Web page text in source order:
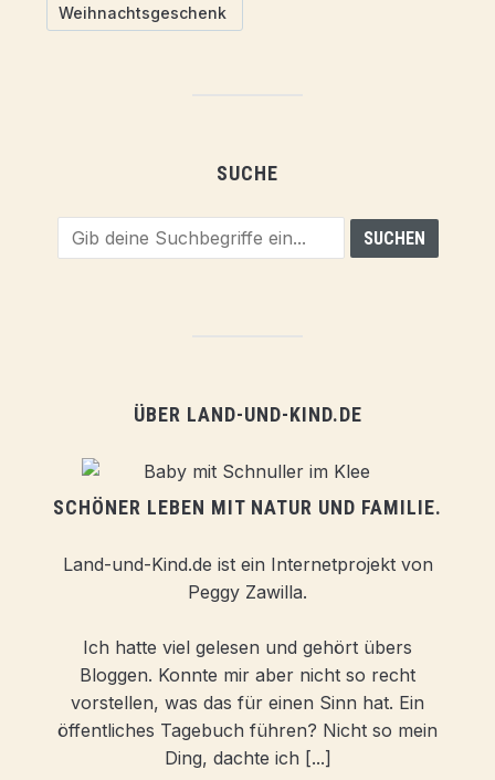
Weihnachtsgeschenk
SUCHE
ÜBER LAND-UND-KIND.DE
SCHÖNER LEBEN MIT NATUR UND FAMILIE.
Land-und-Kind.de ist ein Internetprojekt von
Peggy Zawilla.
Ich hatte viel gelesen und gehört übers
Bloggen. Konnte mir aber nicht so recht
vorstellen, was das für einen Sinn hat. Ein
öffentliches Tagebuch führen? Nicht so mein
Ding, dachte ich [...]